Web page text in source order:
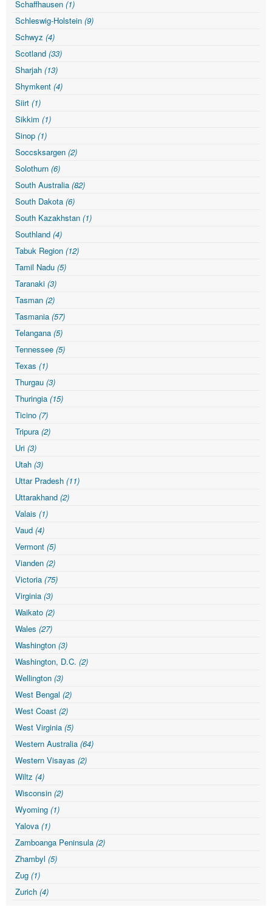
Schaffhausen (1)
Schleswig-Holstein (9)
Schwyz (4)
Scotland (33)
Sharjah (13)
Shymkent (4)
Siirt (1)
Sikkim (1)
Sinop (1)
Soccsksargen (2)
Solothurn (6)
South Australia (82)
South Dakota (6)
South Kazakhstan (1)
Southland (4)
Tabuk Region (12)
Tamil Nadu (5)
Taranaki (3)
Tasman (2)
Tasmania (57)
Telangana (5)
Tennessee (5)
Texas (1)
Thurgau (3)
Thuringia (15)
Ticino (7)
Tripura (2)
Uri (3)
Utah (3)
Uttar Pradesh (11)
Uttarakhand (2)
Valais (1)
Vaud (4)
Vermont (5)
Vianden (2)
Victoria (75)
Virginia (3)
Waikato (2)
Wales (27)
Washington (3)
Washington, D.C. (2)
Wellington (3)
West Bengal (2)
West Coast (2)
West Virginia (5)
Western Australia (64)
Western Visayas (2)
Wiltz (4)
Wisconsin (2)
Wyoming (1)
Yalova (1)
Zamboanga Peninsula (2)
Zhambyl (5)
Zug (1)
Zurich (4)